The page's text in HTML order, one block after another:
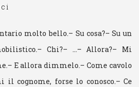
molto bello.– Su cosa?– Su un
Chi?– …– Allora?– Mi
E allora dimmelo.– Come cavolo
il cognome, forse lo conosco.– Ce